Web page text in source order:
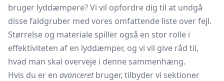
bruger lyddæmpere? Vi vil opfordre dig til at undgå
disse faldgruber med vores omfattende liste over fejl.
Størrelse og materiale spiller også en stor rolle i
effektiviteten af en lyddæmper, og vi vil give råd til,
hvad man skal overveje i denne sammenhæng.
Hvis du er en avanceretbruger, tilbyder vi sektioner